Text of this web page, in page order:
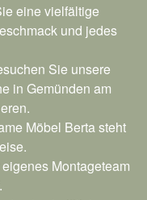
eine vielfältige
und jedes
Sie unsere
in Gemünden am
Möbel Berta steht
Montageteam